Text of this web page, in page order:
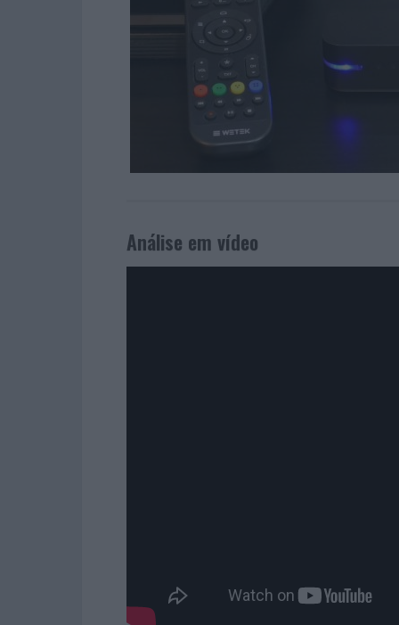
Análise em vídeo